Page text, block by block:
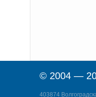
© 2004 —
403874